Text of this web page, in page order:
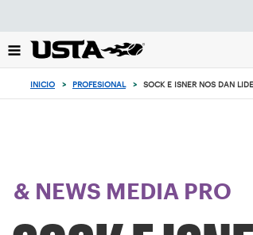
el
botón
INICIO > PROFESIONAL > SOCK E ISNER NOS DAN
& NEWS MEDIA PRO